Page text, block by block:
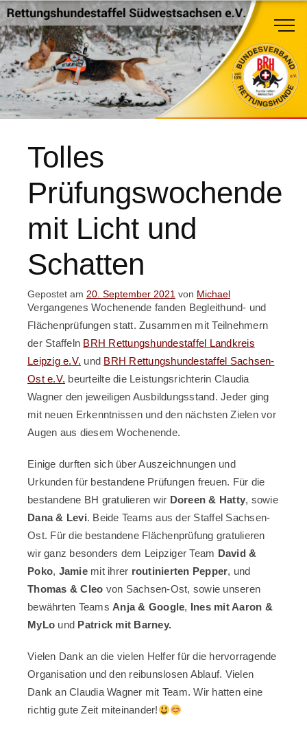
Tolles
Prüfungswochende
mit Licht und
Schatten
Gepostet am 20. September 2021 von Michael
Vergangenes Wochenende fanden Begleithund- und
Flächenprüfungen statt. Zusammen mit Teilnehmern
der Staffeln BRH Rettungshundestaffel Landkreis
Leipzig e.V. und BRH Rettungshundestaffel Sachsen-
Ost e.V. beurteilte die Leistungsrichterin Claudia
Wagner den jeweiligen Ausbildungsstand. Jeder ging
mit neuen Erkenntnissen und den nächsten Zielen vor
Augen aus diesem Wochenende.
Einige durften sich über Auszeichnungen und
Urkunden für bestandene Prüfungen freuen. Für die
bestandene BH gratulieren wir Doreen & Hatty, sowie
Dana & Levi. Beide Teams aus der Staffel Sachsen-
Ost. Für die bestandene Flächenprüfung gratulieren
wir ganz besonders dem Leipziger Team David &
Poko, Jamiemit ihrer routinierten Pepper, und
Thomas & Cleo von Sachsen-Ost, sowie unseren
bewährten Teams Anja & Google, Ines mit Aaron &
MyLo und Patrick mit Barney.
Vielen Dank an die vielen Helfer für die hervorragende
Organisation und den reibunslosen Ablauf. Vielen
Dank an Claudia Wagner mit Team. Wir hatten eine
richtig gute Zeit miteinander!